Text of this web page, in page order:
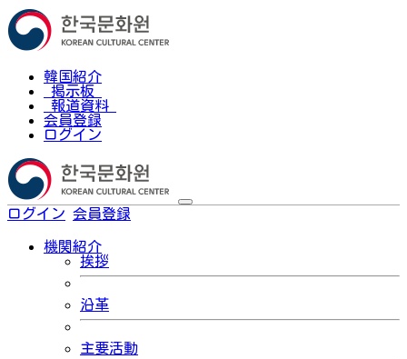
韓国紹介
掲示板
報道資料
会員登録
ログイン
ログイン 会員登録
機関紹介
挨拶
沿革
主要活動